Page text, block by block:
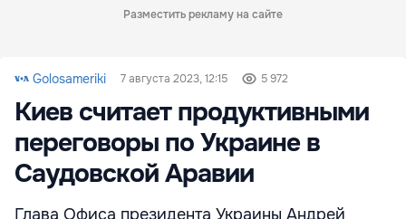
Разместить рекламу на сайте
Golosameriki 7 августа 2023, 12:15 5 972
Киев считает продуктивными
переговоры по Украине в
Саудовской Аравии
Глава Офиса президента Украины Андрей